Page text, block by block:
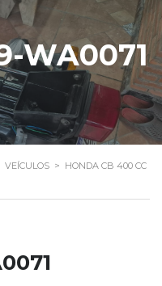
WA0071
VEÍCULOS > HONDA CB 400 CC